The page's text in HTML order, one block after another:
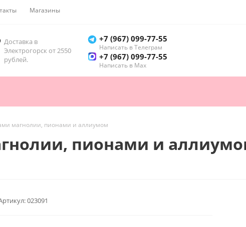
Магазины
Доставка в
Электрогорск от 2550
рублей.
+7 (967) 099-77-55
Написать в Телеграм
+7 (967) 099-77-55
Написать в Мах
магнолии, пионами и аллиумом
пионами и
023091